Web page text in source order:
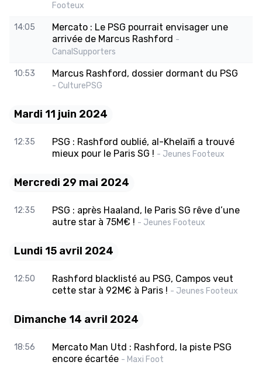
Footeux
14:05
Mercato : Le PSG pourrait envisager une
arrivée de Marcus Rashford -
CanalSupporters
10:53 Marcus Rashford, dossier dormant du PSG
- CulturePSG
Mardi 11 juin 2024
12:35
PSG : Rashford oublié, al-Khelaïfi a trouvé
mieux pour le Paris SG ! - Jeunes Footeux
Mercredi 29 mai 2024
12:35
PSG : après Haaland, le Paris SG rêve d’une
autre star à 75M€ ! - Jeunes Footeux
Lundi 15 avril 2024
12:50
Rashford blacklisté au PSG, Campos veut
cette star à 92M€ à Paris ! - Jeunes Footeux
Dimanche 14 avril 2024
18:56
Mercato Man Utd : Rashford, la piste PSG
encore écartée - Maxi Foot